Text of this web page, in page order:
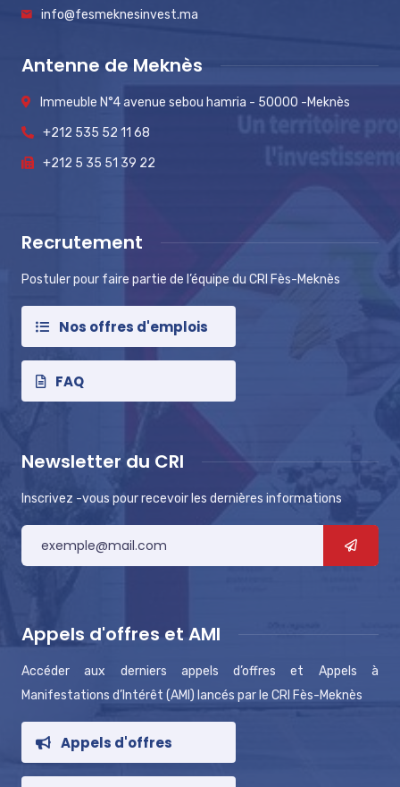
info@fesmeknesinvest.ma
Antenne de Meknès
Immeuble N°4 avenue sebou hamria - 50000 -Meknès
+212 535 52 11 68
+212 5 35 51 39 22
Recrutement
Postuler pour faire partie de l’équipe du CRI Fès-Meknès
Nos offres d'emplois
FAQ
Newsletter du CRI
Inscrivez -vous pour recevoir les dernières informations
Appels d'offres et AMI
Accéder aux derniers appels d’offres et Appels à
Manifestations d’Intérêt (AMI) lancés par le CRI Fès-Meknès
Appels d'offres